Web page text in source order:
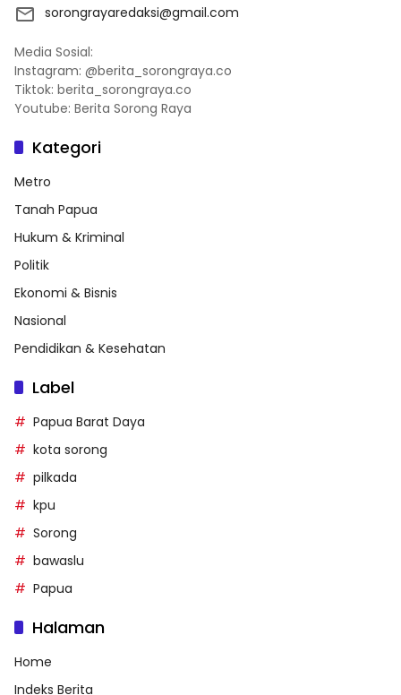
sorongrayaredaksi@gmail.com
Media Sosial:
Instagram: @berita_sorongraya.co
Tiktok: berita_sorongraya.co
Youtube: Berita Sorong Raya
Kategori
Metro
Tanah Papua
Hukum & Kriminal
Politik
Ekonomi & Bisnis
Nasional
Pendidikan & Kesehatan
Label
Papua Barat Daya
kota sorong
pilkada
kpu
Sorong
bawaslu
Papua
Halaman
Home
Indeks Berita